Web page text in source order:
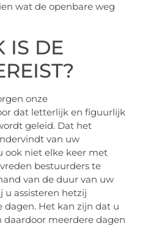
wat de openbare weg
IS DE
onze
dat letterlijk en figuurlijk
geleid. Dat het
van uw
ook niet elke keer met
bestuurders te
van de duur van uw
assisteren hetzij
dagen. Het kan zijn dat u
meerdere dagen